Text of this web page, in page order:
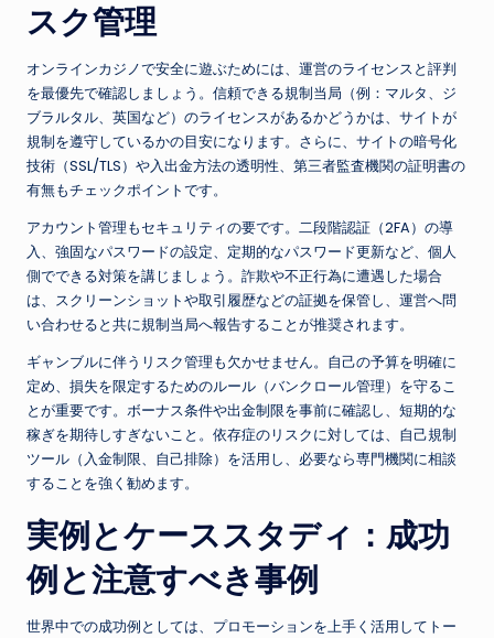
スク管理
オンラインカジノで安全に遊ぶためには、運営のライセンスと評判
を最優先で確認しましょう。信頼できる規制当局（例：マルタ、ジ
ブラルタル、英国など）のライセンスがあるかどうかは、サイトが
規制を遵守しているかの目安になります。さらに、サイトの暗号化
技術（SSL/TLS）や入出金方法の透明性、第三者監査機関の証明書の
有無もチェックポイントです。
アカウント管理もセキュリティの要です。二段階認証（2FA）の導
入、強固なパスワードの設定、定期的なパスワード更新など、個人
側でできる対策を講じましょう。詐欺や不正行為に遭遇した場合
は、スクリーンショットや取引履歴などの証拠を保管し、運営へ問
い合わせると共に規制当局へ報告することが推奨されます。
ギャンブルに伴うリスク管理も欠かせません。自己の予算を明確に
定め、損失を限定するためのルール（バンクロール管理）を守るこ
とが重要です。ボーナス条件や出金制限を事前に確認し、短期的な
稼ぎを期待しすぎないこと。依存症のリスクに対しては、自己規制
ツール（入金制限、自己排除）を活用し、必要なら専門機関に相談
することを強く勧めます。
実例とケーススタディ：成功
例と注意すべき事例
世界中での成功例としては、プロモーションを上手く活用してトー